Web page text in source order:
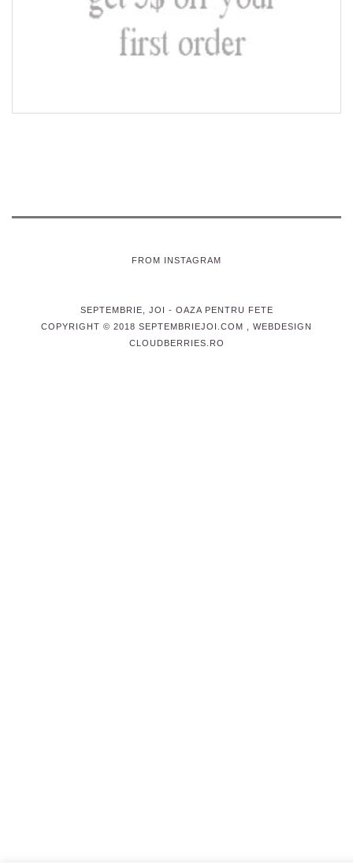
FROM INSTAGRAM
SEPTEMBRIE, JOI - OAZA PENTRU FETE
COPYRIGHT © 2018 SEPTEMBRIEJOI.COM , WEBDESIGN
CLOUDBERRIES.RO